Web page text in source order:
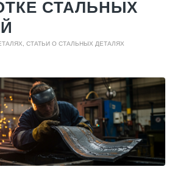
СТАЛЬНЫХ
СТАТЬИ О СТАЛЬНЫХ ДЕТАЛЯХ